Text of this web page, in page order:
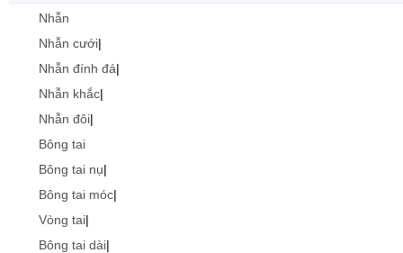
Nhẫn
Nhẫn cưới|
Nhẫn đính đá|
Nhẫn khắc|
Nhẫn đôi|
Bông tai
Bông tai nụ|
Bông tai móc|
Vòng tai|
Bông tai dài|